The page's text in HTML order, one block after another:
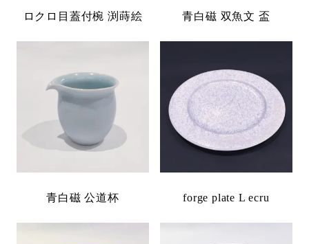
ロクロ目蓋付椀 渕蒔絵 青白磁 双魚文 盃
青白磁 公道杯 forge plate L ecru